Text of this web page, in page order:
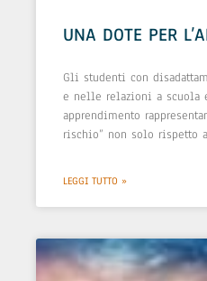
UNA DOTE PER
Gli studenti con
e nelle relazioni a scuola
apprendimento
rischio” non solo rispetto
LEGGI TUTTO »